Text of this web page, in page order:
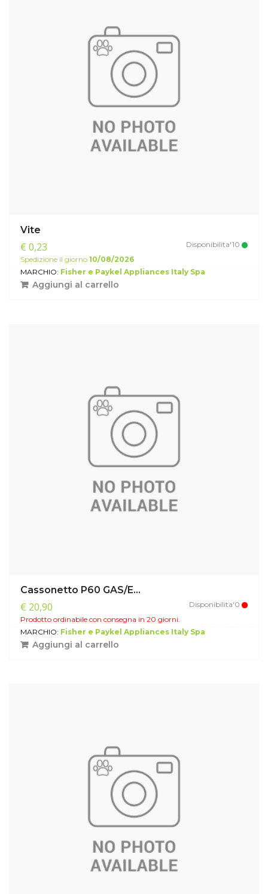
Vite
€ 0,23
Disponibilita'10
Spedizione il giorno 10/08/2026
MARCHIO: Fisher e Paykel Appliances Italy Spa
Aggiungi al carrello
Cassonetto P60 GAS/E...
€ 20,90
Disponibilita'0
Prodotto ordinabile con consegna in 20 giorni.
MARCHIO: Fisher e Paykel Appliances Italy Spa
Aggiungi al carrello